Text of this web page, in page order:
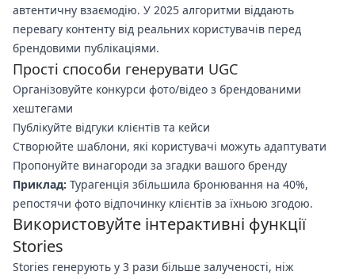
автентичну взаємодію. У 2025 алгоритми віддають
перевагу контенту від реальних користувачів перед
брендовими публікаціями.
Прості способи генерувати UGC
Організовуйте конкурси фото/відео з брендованими
хештегами
Публікуйте відгуки клієнтів та кейси
Створюйте шаблони, які користувачі можуть адаптувати
Пропонуйте винагороди за згадки вашого бренду
Приклад: Турагенція збільшила бронювання на 40%,
репостячи фото відпочинку клієнтів за їхньою згодою.
Використовуйте інтерактивні функції
Stories
Stories генерують у 3 рази більше залученості, ніж